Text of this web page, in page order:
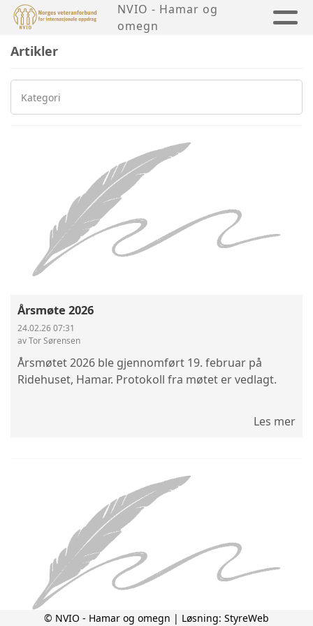
NVIO - Hamar og
omegn
Artikler
Kategori
Årsmøte 2026
24.02.26 07:31
av Tor Sørensen
Årsmøtet 2026 ble gjennomført 19. februar på
Ridehuset, Hamar. Protokoll fra møtet er vedlagt.
Les mer
© NVIO - Hamar og omegn | Løsning: StyreWeb